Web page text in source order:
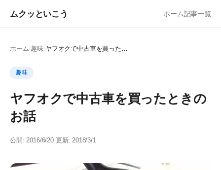
ムクッといこう ホーム記事一覧
ホーム/趣味/ ヤフオクで中古車を買ったときのお話
趣味
ヤフオクで中古車を買ったときの
お話
公開: 2016/6/20 更新: 2018/3/1